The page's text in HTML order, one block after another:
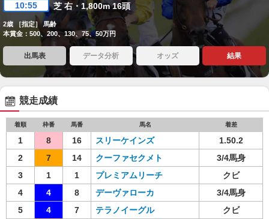
10:55 芝 右・1,800m 16頭
2歳 ［指定］ 馬齢
本賞金：500、200、130、75、50万円
出馬表 データ分析 オッズ 結果
競走成績
着順 枠番 馬番 馬名 着差
1 8 16 スリーケインズ
1.50.2
2
7 14 クーファセクメト
3/4馬身
3
1 1 プレミアムリーチ
クビ
4
4 8 デーヴァローカ
3/4馬身
5
4 7 テラノイーグル
クビ